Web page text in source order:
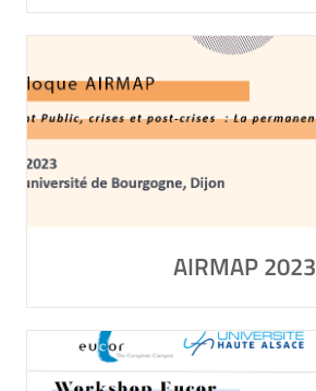
AIRMAP 2023